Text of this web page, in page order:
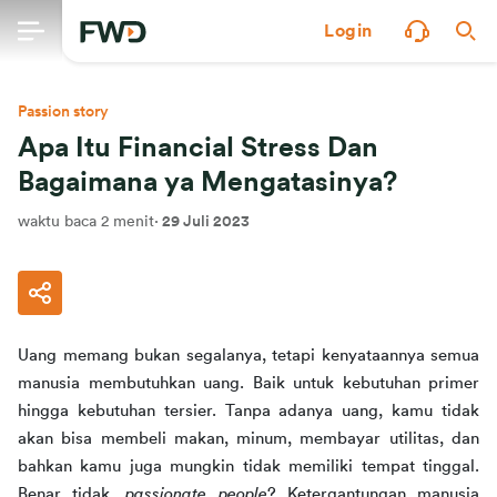
Login
Passion story
Apa Itu Financial Stress Dan
Bagaimana ya Mengatasinya?
waktu baca 2 menit· 29 Juli 2023
Uang memang bukan segalanya, tetapi kenyataannya semua
manusia membutuhkan uang. Baik untuk kebutuhan primer
hingga kebutuhan tersier. Tanpa adanya uang, kamu tidak
akan bisa membeli makan, minum, membayar utilitas, dan
bahkan kamu juga mungkin tidak memiliki tempat tinggal.